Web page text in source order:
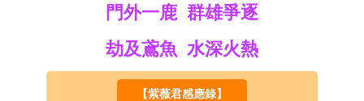
門外一鹿 群雄爭逐
劫及鳶魚 水深火熱
【紫薇君感應錄】